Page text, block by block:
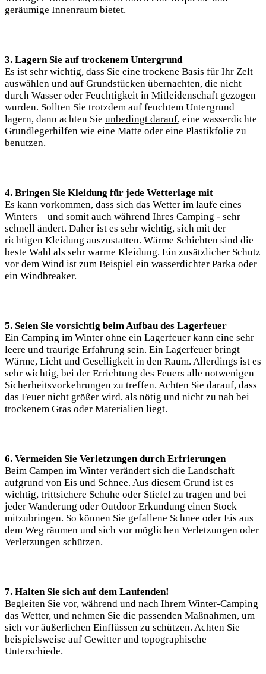
geräumige ⁣Innenraum⁤ bietet.
3. Lagern Sie auf ⁢trockenem Untergrund
Es ist‌ sehr wichtig,⁢ dass Sie eine trockene Basis für Ihr ‌Zelt
auswählen und⁣ auf⁤ Grundstücken übernachten, die ‌nicht
‌durch ⁤Wasser oder Feuchtigkeit in Mitleidenschaft gezogen
wurden. Sollten Sie trotzdem auf feuchtem Untergrund
lagern, dann achten Sie‍ unbedingt darauf,‍ eine wasserdichte
Grundlegerhilfen wie eine ​Matte oder eine Plastikfolie​ zu
benutzen.
4.⁤ Bringen Sie​ Kleidung für jede Wetterlage mit
Es kann vorkommen, dass sich das Wetter im laufe ‌eines
Winters – und somit auch während Ihres Camping ⁣- sehr
schnell ändert. Daher ist es ‌sehr ⁢wichtig, sich mit der
richtigen Kleidung auszustatten. Wärme Schichten sind die
beste Wahl ⁢als sehr warme Kleidung. Ein ​zusätzlicher Schutz
vor dem Wind ist‍ zum Beispiel ein wasserdichter Parka oder
ein Windbreaker.
5. Seien Sie vorsichtig beim Aufbau des​ Lagerfeuer
Ein Camping im Winter ohne ein Lagerfeuer kann‍ eine sehr
leere und traurige Erfahrung sein. ⁣Ein Lagerfeuer bringt‍
Wärme, Licht und Geselligkeit in den Raum. Allerdings ist es
sehr wichtig, bei der Errichtung⁢ des Feuers alle notwenigen‌
Sicherheitsvorkehrungen zu treffen. Achten Sie darauf, dass
das Feuer nicht größer wird, als nötig und nicht zu nah bei
trockenem ⁤Gras oder Materialien liegt.
6. Vermeiden ​Sie Verletzungen durch Erfrierungen
Beim Campen im Winter verändert sich die Landschaft
aufgrund von Eis und Schnee. Aus diesem Grund ist es
wichtig, trittsichere Schuhe oder Stiefel ‌zu ⁢tragen ​und bei
jeder Wanderung oder Outdoor Erkundung einen Stock
mitzubringen. So können Sie gefallene Schnee oder Eis aus
dem Weg räumen und sich vor ⁢möglichen Verletzungen oder
Verletzungen schützen.
7. Halten Sie sich auf ⁤dem Laufenden!
Begleiten Sie vor, während und nach Ihrem Winter-Camping
das Wetter,‍ und ⁢nehmen Sie die passenden Maßnahmen, um⁤
sich vor äußerlichen Einflüssen​ zu schützen. Achten⁤ Sie
beispielsweise auf Gewitter ⁤und ‍topographische
Unterschiede.